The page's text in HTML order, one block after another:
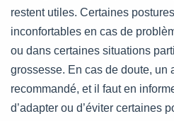
restent utiles. Certaines
inconfortables en cas de
ou dans certaines situations
grossesse. En cas de doute, un
recommandé, et il faut en
d’adapter ou d’éviter certaines